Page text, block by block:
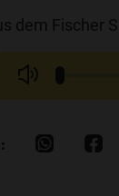
dem Fischer